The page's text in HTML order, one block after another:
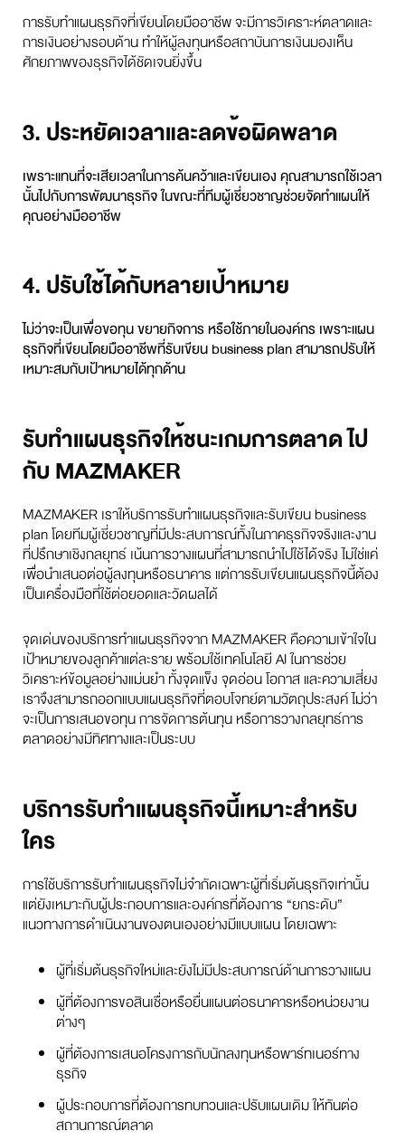
การรับทำแผนธุรกิจที่เขียนโดยมืออาชีพ จะมีการวิเคราะห์ตลาดและ
การเงินอย่างรอบด้าน ทำให้ผู้ลงทุนหรือสถาบันการเงินมองเห็น
ศักยภาพของธุรกิจได้ชัดเจนยิ่งขึ้น
3. ประหยัดเวลาและลดข้อผิดพลาด
เพราะแทนที่จะเสียเวลาในการค้นคว้าและเขียนเอง คุณสามารถใช้เวลา
นั้นไปกับการพัฒนาธุรกิจ ในขณะที่ทีมผู้เชี่ยวชาญช่วยจัดทำแผนให้
คุณอย่างมืออาชีพ
4. ปรับใช้ได้กับหลายเป้าหมาย
ไม่ว่าจะเป็นเพื่อขอทุน ขยายกิจการ หรือใช้ภายในองค์กร เพราะแผน
ธุรกิจที่เขียนโดยมืออาชีพที่รับเขียน business planสามารถปรับให้
เหมาะสมกับเป้าหมายได้ทุกด้าน
รับทำแผนธุรกิจให้ชนะเกมการตลาด ไป
กับ MAZMAKER
MAZMAKER เราให้บริการรับทำแผนธุรกิจและรับเขียน business
plan โดยทีมผู้เชี่ยวชาญที่มีประสบการณ์ทั้งในภาคธุรกิจจริงและงาน
ที่ปรึกษาเชิงกลยุทธ์ เน้นการวางแผนที่สามารถนำไปใช้ได้จริง ไม่ใช่แค่
เพื่อนำเสนอต่อผู้ลงทุนหรือธนาคาร แต่การรับเขียนแผนธุรกิจนี้ต้อง
เป็นเครื่องมือที่ใช้ต่อยอดและวัดผลได้
จุดเด่นของบริการทำแผนธุรกิจจาก MAZMAKER คือความเข้าใจใน
เป้าหมายของลูกค้าแต่ละราย พร้อมใช้เทคโนโลยี AI ในการช่วย
วิเคราะห์ข้อมูลอย่างแม่นยำ ทั้งจุดแข็ง จุดอ่อน โอกาส และความเสี่ยง
เราจึงสามารถออกแบบแผนธุรกิจที่ตอบโจทย์ตามวัตถุประสงค์ ไม่ว่า
จะเป็นการเสนอขอทุน การจัดการต้นทุน หรือการวางกลยุทธ์การ
ตลาดอย่างมีทิศทางและเป็นระบบ
บริการรับทำแผนธุรกิจนี้เหมาะสำหรับ
ใคร
การใช้บริการรับทำแผนธุรกิจไม่จำกัดเฉพาะผู้ที่เริ่มต้นธุรกิจเท่านั้น
แต่ยังเหมาะกับผู้ประกอบการและองค์กรที่ต้องการ “ยกระดับ”
แนวทางการดำเนินงานของตนเองอย่างมีแบบแผน โดยเฉพาะ
ผู้ที่เริ่มต้นธุรกิจใหม่และยังไม่มีประสบการณ์ด้านการวางแผน
ผู้ที่ต้องการขอสินเชื่อหรือยื่นแผนต่อธนาคารหรือหน่วยงาน
ต่างๆ
ผู้ที่ต้องการเสนอโครงการกับนักลงทุนหรือพาร์ทเนอร์ทาง
ธุรกิจ
ผู้ประกอบการที่ต้องการทบทวนและปรับแผนเดิม ให้ทันต่อ
สถานการณ์ตลาด